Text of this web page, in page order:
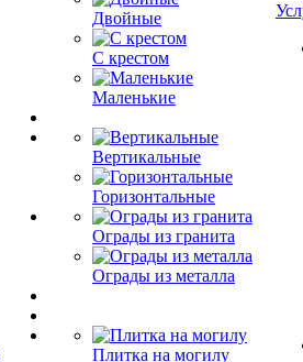
Двойные
С крестом
Маленькие
Вертикальные
Горизонтальные
Ограды из гранита
Ограды из металла
Плитка на могилу